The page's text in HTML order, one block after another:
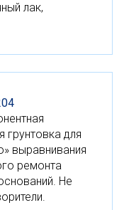
лак,
грунтовка для
выравнивания
ремонта
Не